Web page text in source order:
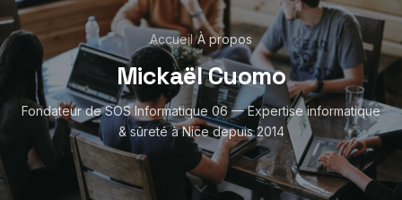
Accueil/À propos
Mickaël Cuomo
Fondateur de SOS Informatique 06 — Expertise informatique
& sûreté à Nice depuis 2014